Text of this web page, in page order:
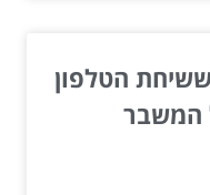
הטלפון
המשבר